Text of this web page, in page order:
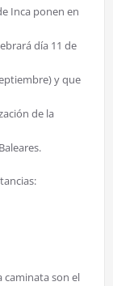
Inca ponen en
día 11 de
y que
de la
caminata son el